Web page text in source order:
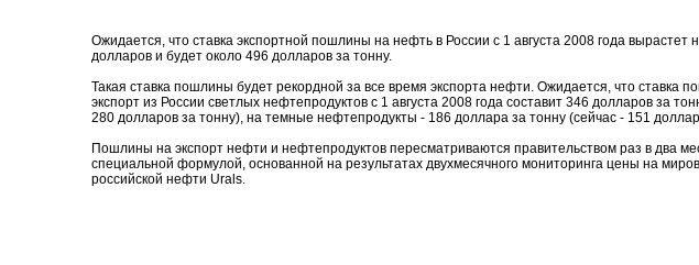
Ожидается, что ставка экспортной пошлины на нефть в России с 1 августа 2008 года вырастет
долларов и будет около 496 долларов за тонну.
Такая ставка пошлины будет рекордной за все время экспорта нефти. Ожидается, что ставка
экспорт из России светлых нефтепродуктов с 1 августа 2008 года составит 346 долларов за
280 долларов за тонну), на темные нефтепродукты - 186 доллара за тонну (сейчас - 151
Пошлины на экспорт нефти и нефтепродуктов пересматриваются правительством раз в два
специальной формулой, основанной на результатах двухмесячного мониторинга цены на
российской нефти Urals.